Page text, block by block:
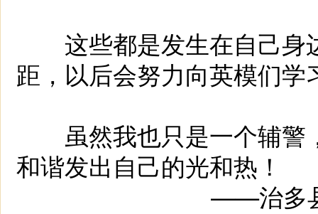
这些都是发生在自己身
距，以后会努力向英模们
虽然我也只是一个辅警
和谐发出自己的光和热！
——治多县